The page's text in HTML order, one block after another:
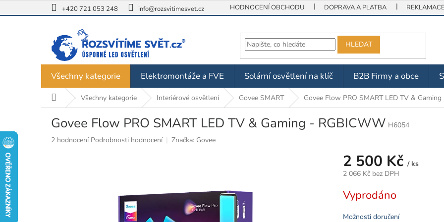
na
+420 721 053 248 info@rozsvitimesvet.cz HODNOCENÍ OBCHODU DOPRAVA A PLATBA
HLEDAT
Všechny kategorie Elektromontáže a FVE Solární osvětlení na klíč B2B Firmy a obce
Domů Všechny kategorie Interiérové osvětlení Govee SMART Govee Flow PRO SMART LED TV &
Govee Flow PRO SMART LED TV & Gaming - RGBICWW H6054
Průměrné
2 hodnocení Podrobnosti hodnocení Značka: Govee
2 500 Kč / ks
2 066 Kč bez DPH
cena:
Vyprodáno
Možnosti doručení